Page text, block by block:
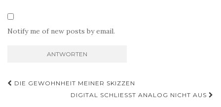
Notify me of new posts by email.
Beitragsnavigation
DIE GEWOHNHEIT MEINER SKIZZEN
DIGITAL SCHLIESST ANALOG NICHT AUS